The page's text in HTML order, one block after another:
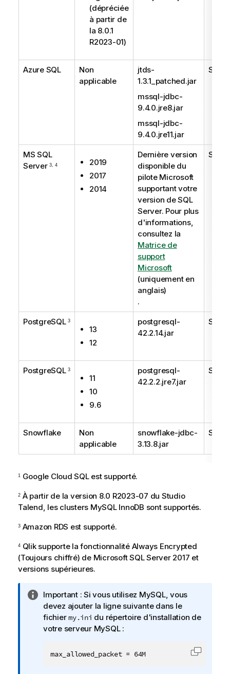
(dépréciée
à partir de
la 8.0.1
R2023-01)
Azure SQL
Non
applicable
jtds-
1.3.1_patched.jar
mssql-jdbc-
9.4.0.jre8.jar
mssql-jdbc-
9.4.0.jre11.jar
MS SQL
Server3, 4
2019
2017
2014
Dernière version
disponible du
pilote Microsoft
supportant votre
version de SQL
Server. Pour plus
d'informations,
consultez la
Matrice de
support
Microsoft
(uniquement en
anglais)
.
PostgreSQL3
13
12
postgresql-
42.2.14.jar
PostgreSQL3
11
10
9.6
postgresql-
42.2.2.jre7.jar
Snowflake
Non
applicable
snowflake-jdbc-
3.13.8.jar
1Google Cloud SQL est supporté.
2À partir de la version 8.0 R2023-07 du Studio
Talend, les clusters MySQL InnoDB sont supportés.
3Amazon RDS est supporté.
4 Qliksupporte la fonctionnalité Always Encrypted
(Toujours chiffré) de Microsoft SQL Server 2017 et
versions supérieures.
N
o
t
e
Important : Si vous utilisez MySQL, vous
devez ajouter la ligne suivante dans le
fichiermy.ini du répertoire d'installation de
votre serveur MySQL :
max_allowed_packet = 64M Copier